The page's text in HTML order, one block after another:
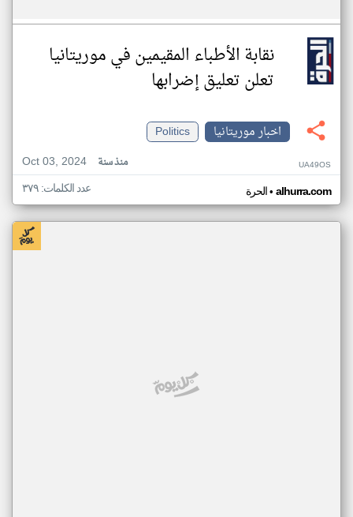
نقابة الأطباء المقيمين في موريتانيا
تعلن تعليق إضرابها
اخبار موريتانيا
Politics
Oct 03, 2024
منذ سنة UA49OS
الحرة• alhurra.com عدد الكلمات: ٣٧٩